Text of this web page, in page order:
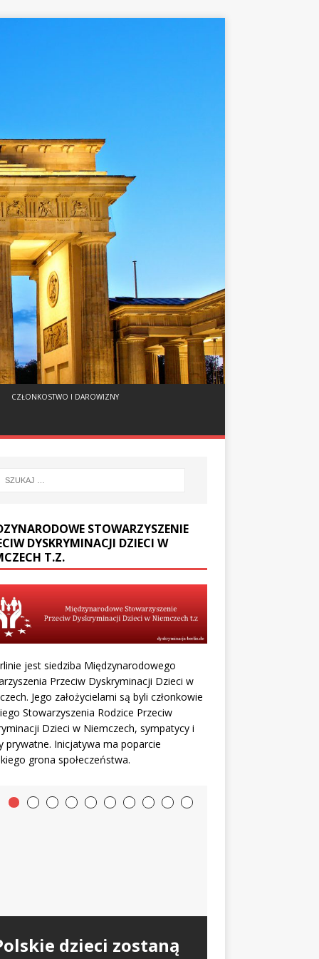
CZŁONKOSTWO I DAROWIZNY
STOWARZYSZENIE
DYSKRYMINACJI DZIECI W
T.Z.
jest siedziba Międzynarodowego
Przeciw Dyskryminacji Dzieci w
Jego założycielami są byli członkowie
Stowarzyszenia Rodzice Przeciw
Dzieci w Niemczech, sympatycy i
prywatne. Inicjatywa ma poparcie
grona społeczeństwa.
dzieci zostaną
Polacy
do Niemiec?
3 dzieci –
Polonium w
o dzieci w
sądzie |